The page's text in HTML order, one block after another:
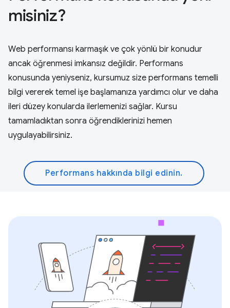
misiniz?
Web performansı karmaşık ve çok yönlü bir konudur
ancak öğrenmesi imkansız değildir. Performans
konusunda yeniyseniz, kursumuz size performans temelli
bilgi vererek temel işe başlamanıza yardımcı olur ve daha
ileri düzey konularda ilerlemenizi sağlar. Kursu
tamamladıktan sonra öğrendiklerinizi hemen
uygulayabilirsiniz.
Performans hakkında bilgi edinin.